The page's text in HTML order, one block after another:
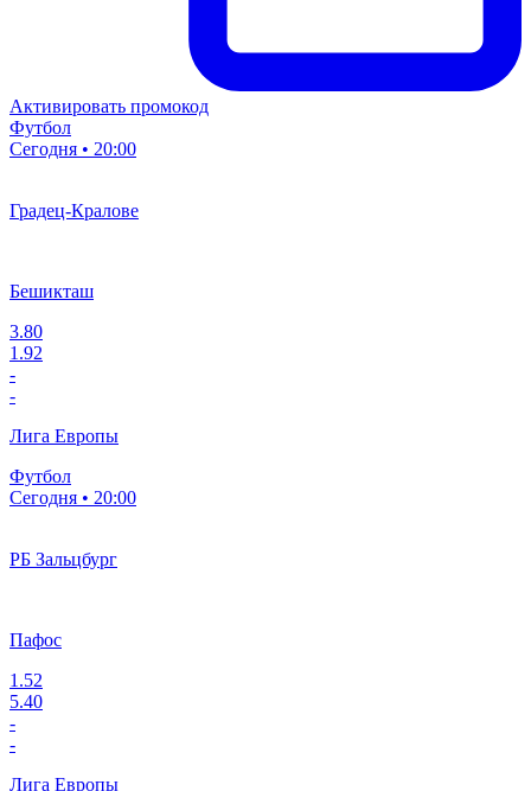
Активировать промокод
Футбол
Сегодня • 20:00
Градец-Кралове
Бешикташ
3.80
1.92
-
-
Лига Европы
Футбол
Сегодня • 20:00
РБ Зальцбург
Пафос
1.52
5.40
-
-
Лига Европы